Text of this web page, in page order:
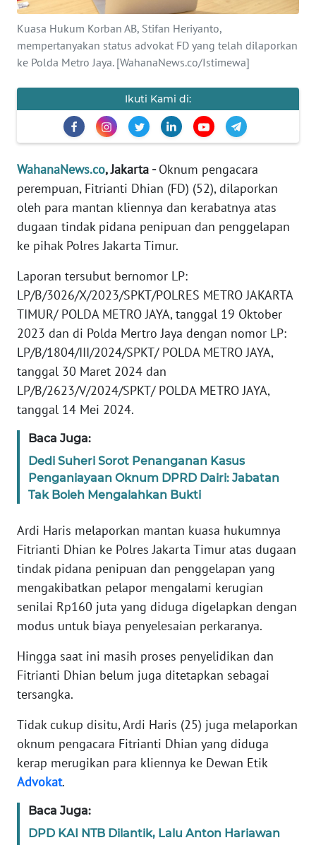
Kuasa Hukum Korban AB, Stifan Heriyanto,
mempertanyakan status advokat FD yang telah dilaporkan
ke Polda Metro Jaya. [WahanaNews.co/Istimewa]
Ikuti Kami di:
WahanaNews.co, Jakarta -Oknum pengacara
perempuan, Fitrianti Dhian (FD) (52), dilaporkan
oleh para mantan kliennya dan kerabatnya atas
dugaan tindak pidana penipuan dan penggelapan
ke pihak Polres Jakarta Timur.
Laporan tersubut bernomor LP:
LP/B/3026/X/2023/SPKT/POLRES METRO JAKARTA
TIMUR/ POLDA METRO JAYA, tanggal 19 Oktober
2023 dan di Polda Mertro Jaya dengan nomor LP:
LP/B/1804/III/2024/SPKT/ POLDA METRO JAYA,
tanggal 30 Maret 2024 dan
LP/B/2623/V/2024/SPKT/ POLDA METRO JAYA,
tanggal 14 Mei 2024.
Baca Juga:
Dedi Suheri Sorot Penanganan Kasus
Penganiayaan Oknum DPRD Dairi: Jabatan
Tak Boleh Mengalahkan Bukti
Ardi Haris melaporkan mantan kuasa hukumnya
Fitrianti Dhian ke Polres Jakarta Timur atas dugaan
tindak pidana penipuan dan penggelapan yang
mengakibatkan pelapor mengalami kerugian
senilai Rp160 juta yang diduga digelapkan dengan
modus untuk biaya penyelesaian perkaranya.
Hingga saat ini masih proses penyelidikan dan
Fitrianti Dhian belum juga ditetapkan sebagai
tersangka.
Tidak cukup disitu, Ardi Haris (25) juga melaporkan
oknum pengacara Fitrianti Dhian yang diduga
kerap merugikan para kliennya ke Dewan Etik
Advokat.
Baca Juga:
DPD KAI NTB Dilantik, Lalu Anton Hariawan
PENDIDIKAN
OPINI
Informasi
INDEKS
BERITA
KONTAK
KAMI
IKLAN
TENTANG
KAMI
MEDIA
SIBER
REDAKSI
KARIR
DISCLAIMER
Wahana
News
WN
SUMUT
WN
JAKARTA
WN
WN